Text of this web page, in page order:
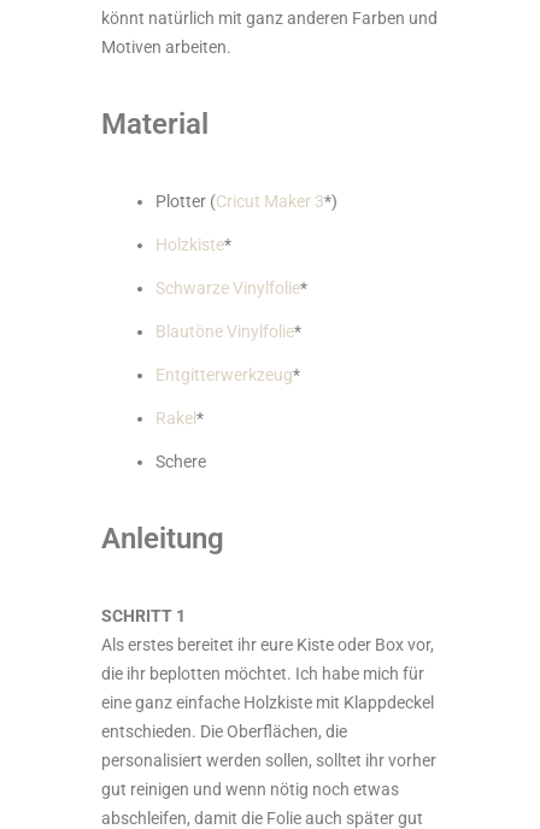
könnt natürlich mit ganz anderen Farben und
Motiven arbeiten.
Material
Plotter (Cricut Maker 3*)
Holzkiste*
Schwarze Vinylfolie*
Blautöne Vinylfolie*
Entgitterwerkzeug*
Rakel*
Schere
Anleitung
SCHRITT 1
Als erstes bereitet ihr eure Kiste oder Box vor,
die ihr beplotten möchtet. Ich habe mich für
eine ganz einfache Holzkiste mit Klappdeckel
entschieden. Die Oberflächen, die
personalisiert werden sollen, solltet ihr vorher
gut reinigen und wenn nötig noch etwas
abschleifen, damit die Folie auch später gut